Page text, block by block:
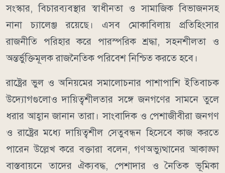
সংস্কার, বিচারব্যবস্থার স্বাধীনতা ও সামাজিক বিভাজনসহ
নানা চ্যালেঞ্জ রয়েছে। এসব মোকাবিলায় প্রতিহিংসার
রাজনীতি পরিহার করে পারস্পরিক শ্রদ্ধা, সহনশীলতা ও
অন্তর্ভুক্তিমূলক রাজনৈতিক পরিবেশ নিশ্চিত করতে হবে।
রাষ্ট্রের ভুল ও অনিয়মের সমালোচনার পাশাপাশি ইতিবাচক
উদ্যোগগুলোও দায়িত্বশীলতার সঙ্গে জনগণের সামনে তুলে
ধরার আহ্বান জানান তারা। সাংবাদিক ও পেশাজীবীরা জনগণ
ও রাষ্ট্রের মধ্যে দায়িত্বশীল সেতুবন্ধন হিসেবে কাজ করতে
পারেন উল্লেখ করে বক্তারা বলেন, গণঅভ্যুত্থানের আকাঙ্ক্ষা
বাস্তবায়নে তাদের ঐক্যবদ্ধ, পেশাদার ও নৈতিক ভূমিকা